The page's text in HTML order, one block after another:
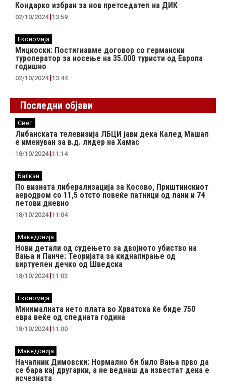
Кондарко избран за нов претседател на ДИК
02/10/2024 13:59
Економија
Мицкоски: Постигнавме договор со германски
туроператор за носење на 35.000 туристи од Европа
годишно
02/10/2024 13:44
Последни објави
Свет
Либанската телевизија ЛБЦИ јави дека Калед Машал
е именуван за в.д. лидер на Хамас
18/10/2024 11:14
Балкан
По визната либерализација за Косово, Приштинскиот
аеродром со 11,5 отсто повеќе патници од лани и 74
летови дневно
18/10/2024 11:04
Македонија
Нови детали од судењето за двојното убиство на
Вања и Панче: Теоријата за киднапирање од
виртуелен дечко од Шведска
18/10/2024 11:03
Економија
Минималната нето плата во Хрватска ќе биде 750
евра веќе од следната година
18/10/2024 11:00
Македонија
Началник Димовски: Нормално би било Вања прво да
се бара кај другарки, а не веднаш да известат дека е
исчезната